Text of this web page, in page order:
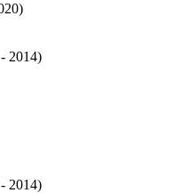
2014)
2014)